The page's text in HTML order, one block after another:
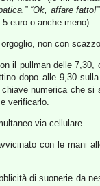
“Ok, affare fatto!”
euro o anche meno).
non con
il pullman delle 7,30,
dopo alle 9,30
numerica che si
verificarlo.
via cellulare.
con le mani
di suonerie da